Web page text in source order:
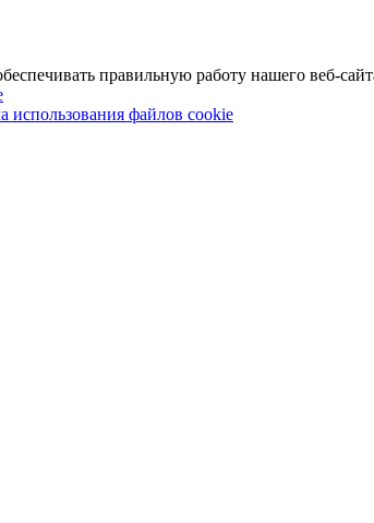
правильную работу нашего веб-
использования файлов cookie